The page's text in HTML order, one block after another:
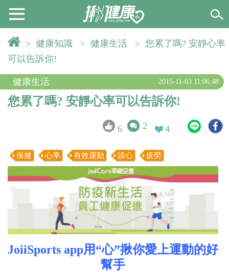
> 健康知識 > 健康生活 > 您累了嗎? 安靜心率
可以告訴你!
健康生活 2015-11-03 11:06:48
您累了嗎? 安靜心率可以告訴你!
6 2 4
保健 心率 有效運動 談心 疲勞
JoiiSports app用“心”揪你愛上運動的好
幫手